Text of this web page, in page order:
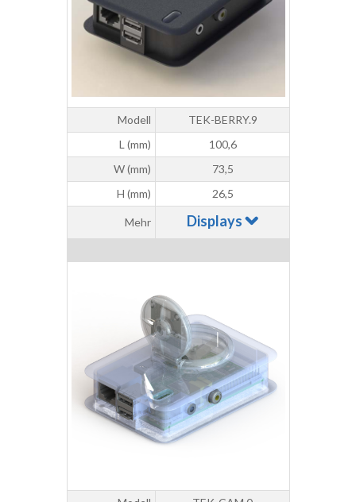
Modell
TEK-BERRY.9
L (mm)
100,6
W (mm)
73,5
H (mm)
26,5
Mehr Displays